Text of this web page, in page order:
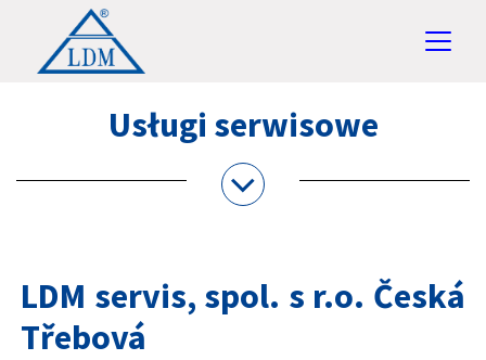
Usługi serwisowe
LDM servis, spol. s r.o. Česká
Třebová